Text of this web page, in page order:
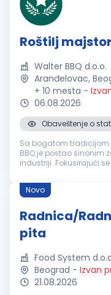
Roštilj majstor
Walter BBQ d.o.o.
Aranđelovac,
+ 10 mesta -
06.08.2026
Obaveštenje o
Sa bogatom tradicijom
BBQ je postao sinonim
industriji. Fokusirajući
različi...
Novo
Radnica/
pita
Food System
Beograd - Izvan
21.08.2026